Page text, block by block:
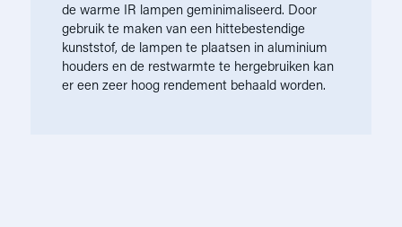
de warme IR lampen geminimaliseerd. Door
gebruik te maken van een hittebestendige
kunststof, de lampen te plaatsen in aluminium
houders en de restwarmte te hergebruiken kan
er een zeer hoog rendement behaald worden.